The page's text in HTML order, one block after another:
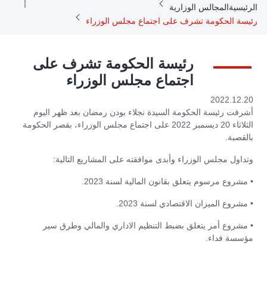
Breadcrumb
الرئيسيةالمجالس الوزارية
رئيسة الحكومة تشرف على اجتماع مجلس الوزراء
رئيسة الحكومة تشرف على
اجتماع مجلس الوزراء
2022.12.20
أشرفت رئيسة الحكومة السيدة نجلاء بودن رمضان بعد ظهر اليوم
الثلاثاء 20 ديسمبر 2022 على اجتماع مجلس الوزراء، بقصر الحكومة
بالقصبة.
وتداول مجلس الوزراء وأبدى موافقته على المشاريع التالية:
• مشروع مرسوم يتعلق بقانون المالية لسنة 2023.
• مشروع الميزان الاقتصادي لسنة 2023.
• مشروع أمر يتعلق بضبط التنظيم الاداري والمالي وطرق سير
مؤسسة فداء.